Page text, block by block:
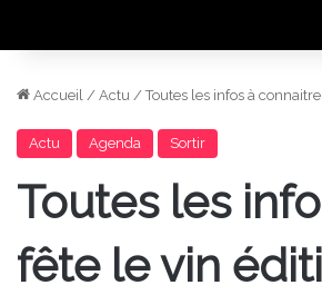
Accueil / Actu / Toutes les infos à
Actu Agenda Sortir
Toutes les
fête le vin